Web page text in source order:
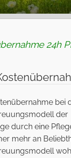
24h
bei
der
durch eine
mehr an